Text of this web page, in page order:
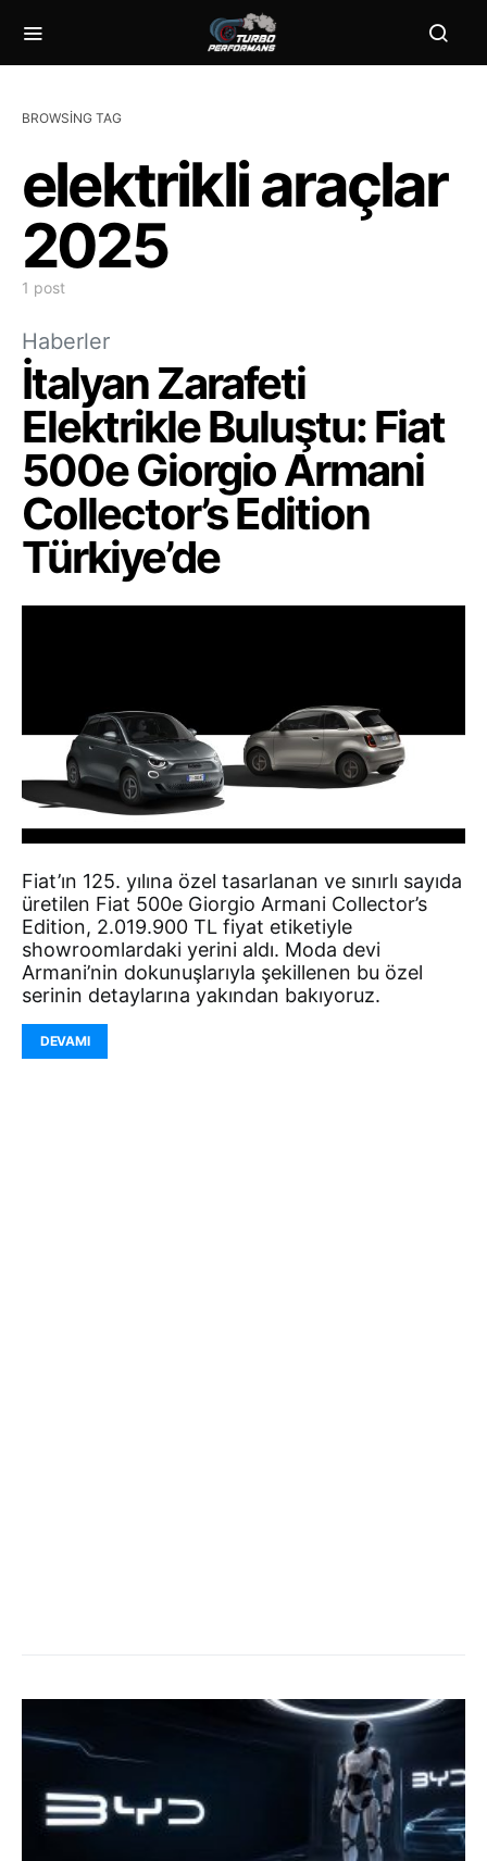
BROWSING TAG
elektrikli araçlar
2025
1 post
Haberler
İtalyan Zarafeti
Elektrikle Buluştu: Fiat
500e Giorgio Armani
Collector’s Edition
Türkiye’de
Fiat’ın 125. yılına özel tasarlanan ve sınırlı sayıda
üretilen Fiat 500e Giorgio Armani Collector’s
Edition, 2.019.900 TL fiyat etiketiyle
showroomlardaki yerini aldı. Moda devi
Armani’nin dokunuşlarıyla şekillenen bu özel
serinin detaylarına yakından bakıyoruz.
DEVAMI